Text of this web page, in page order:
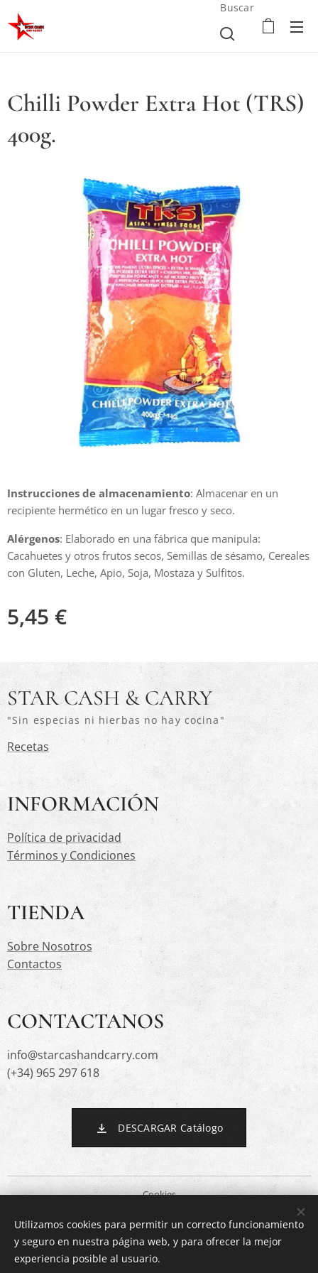
Buscar
Chilli Powder Extra Hot (TRS)
400g.
Instrucciones de almacenamiento: Almacenar en un
recipiente hermético en un lugar fresco y seco.
Alérgenos: Elaborado en una fábrica que manipula:
Cacahuetes y otros frutos secos, Semillas de sésamo, Cereales
con Gluten, Leche, Apio, Soja, Mostaza y Sulfitos.
5,45 €
STAR CASH & CARRY
"Sin especias ni hierbas no hay cocina"
Recetas
INFORMACIÓN
Política de privacidad
Términos y Condiciones
TIENDA
Sobre Nosotros
Contactos
CONTACTANOS
info@starcashandcarry.com
(+34) 965 297 618
DESCARGAR Catálogo
Cookies
Idiomas
Español
English
Utilizamos cookies para permitir un correcto funcionamiento
y seguro en nuestra página web, y para ofrecer la mejor
experiencia posible al usuario.